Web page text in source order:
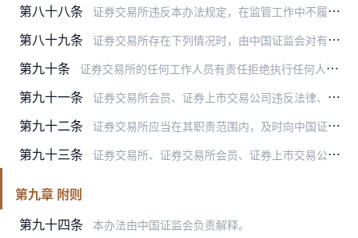
第八十八条 证券交易所违反本办法规定，在监管工作中不履行职责，或者不履行本办法规定的有关报告义务，中国证监会可以采取监管谈话、出具警示函、通报批评、责令限期改正等监管措施。
第八十九条 证券交易所存在下列情况时，由中国证监会对有关高级管理人员视情节轻重分别给予警告、记过、记大过、撤职等行政处分，并责令证券交易所对有关的业务部门负责人给予纪律处分…
第九十条 证券交易所的任何工作人员有责任拒绝执行任何人员向其下达的违反法律、行政法规、部门规章和证券交易所有关规定的工作任务，并有责任向其更高一级领导和中国证监会报告具体…
第九十一条 证券交易所会员、证券上市交易公司违反法律、行政法规、部门规章和证券交易所章程、业务规则的规定，并且证券交易所没有履行规定的监管责任的，中国证监会有权按照本办法的…
第九十二条 证券交易所应当在其职责范围内，及时向中国证监会报告其会员、证券上市交易公司及其他人员违反法律、行政法规、部门规章的情况；按照证券交易所章程、业务规则等证券交易所…
第九十三条 证券交易所、证券交易所会员、证券上市交易公司违反本办法规定，直接责任人以及与直接责任人有直接利益关系者因此而形成非法获利或者避损的，由中国证监会依法予以行政处罚…
第九章 附则
第九十四条
本办法由中国证监会负责解释。